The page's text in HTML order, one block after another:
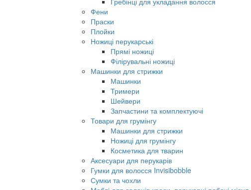
Фени
Праски
Плойки
Ножиці перукарські
Прямі ножиці
Філірувальні ножиці
Машинки для стрижки
Машинки
Тримери
Шейвери
Запчастини та комплектуючі
Товари для грумінгу
Машинки для стрижки
Ножиці для грумінгу
Косметика для тварин
Аксесуари для перукарів
Гумки для волосся Invisibobble
Сумки та чохли